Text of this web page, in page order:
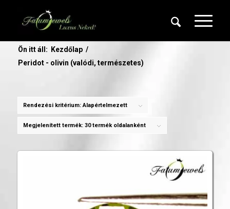
Ön itt áll: Kezdőlap /
Peridot - olivin (valódi, természetes)
Rendezési kritérium:Alapértelmezett
Megjelenített termék: 30 termék oldalanként